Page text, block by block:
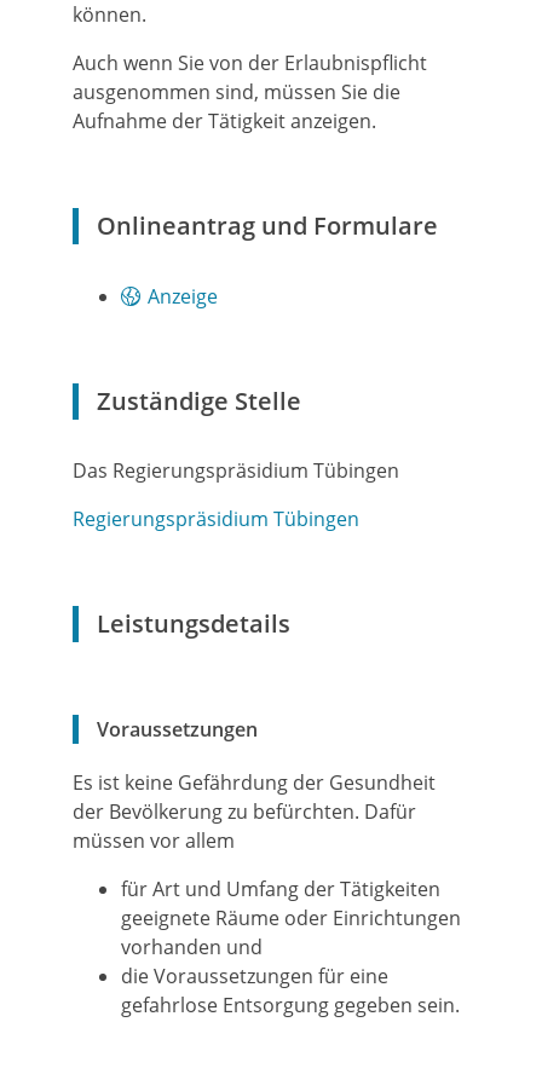
können.
Auch wenn Sie von der Erlaubnispflicht
ausgenommen sind, müssen Sie die
Aufnahme der Tätigkeit anzeigen.
Onlineantrag und Formulare
Anzeige
Zuständige Stelle
Das Regierungspräsidium Tübingen
Regierungspräsidium Tübingen
Leistungsdetails
Voraussetzungen
Es ist keine Gefährdung der Gesundheit
der Bevölkerung zu befürchten. Dafür
müssen vor allem
für Art und Umfang der Tätigkeiten
geeignete Räume oder Einrichtungen
vorhanden und
die Voraussetzungen für eine
gefahrlose Entsorgung gegeben sein.